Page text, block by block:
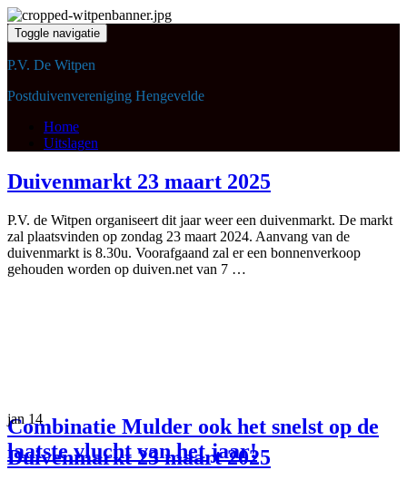
Toggle navigatie
P.V. De Witpen
Postduivenvereniging Hengevelde
Home
Uitslagen
Duivenmarkt 23 maart 2025
P.V. de Witpen organiseert dit jaar weer een duivenmarkt. De markt
zal plaatsvinden op zondag 23 maart 2024. Aanvang van de
duivenmarkt is 8.30u. Voorafgaand zal er een bonnenverkoop
gehouden worden op duiven.net van 7 …
Combinatie Mulder ook het snelst op de
laatste vlucht van het jaar!
jan 14
Duivenmarkt 23 maart 2025